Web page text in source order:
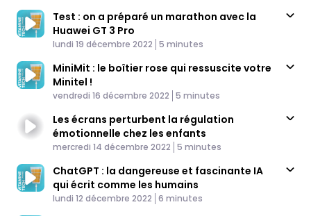
Test : on a préparé un marathon avec la
Huawei GT 3 Pro
Published At
lundi 19 décembre 2022 Time
5 minutes
MiniMit : le boîtier rose qui ressuscite votre
Minitel !
Published At
vendredi 16 décembre 2022 Time
5 minutes
Les écrans perturbent la régulation
émotionnelle chez les enfants
Published At
mercredi 14 décembre 2022 Time
5 minutes
ChatGPT : la dangereuse et fascinante IA
qui écrit comme les humains
Published At
lundi 12 décembre 2022 Time
6 minutes